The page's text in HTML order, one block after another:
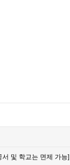
서 및 학교는 면제 가능]